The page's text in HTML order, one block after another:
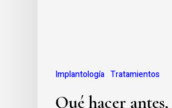
Implantología Tratamientos
Qué hacer antes,